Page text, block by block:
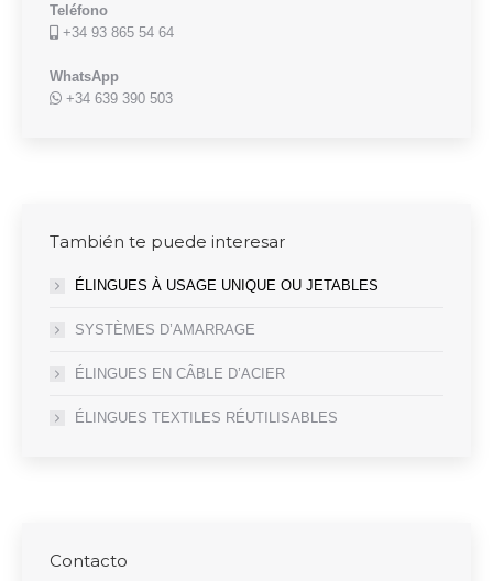
Teléfono
+34 93 865 54 64
WhatsApp
+34 639 390 503
También te puede interesar
ÉLINGUES À USAGE UNIQUE OU JETABLES
SYSTÈMES D’AMARRAGE
ÉLINGUES EN CÂBLE D’ACIER
ÉLINGUES TEXTILES RÉUTILISABLES
Contacto